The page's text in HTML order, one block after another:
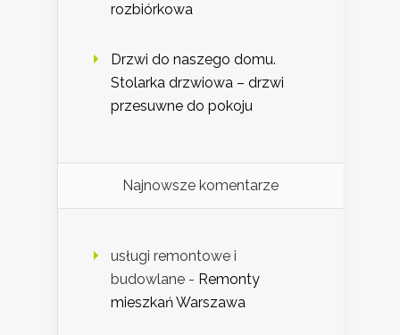
rozbiórkowa
Drzwi do naszego domu.
Stolarka drzwiowa – drzwi
przesuwne do pokoju
Najnowsze komentarze
usługi remontowe i
budowlane - Remonty
mieszkań Warszawa